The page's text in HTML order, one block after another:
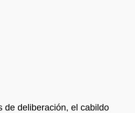
de deliberación, el cabildo